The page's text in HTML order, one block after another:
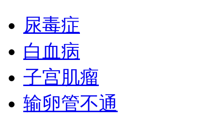
尿毒症
白血病
子宫肌瘤
输卵管不通